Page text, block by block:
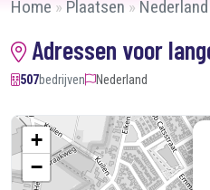
Home » Plaatsen » Nederland
Adressen voor
507bedrijven Nederland
+
−